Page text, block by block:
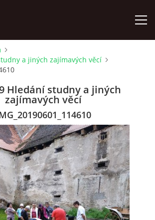
2022
© 2026 eStránky.cz |RSS
a jiných zajímavých věcí
Hledání studny a jiných
zajímavých věcí